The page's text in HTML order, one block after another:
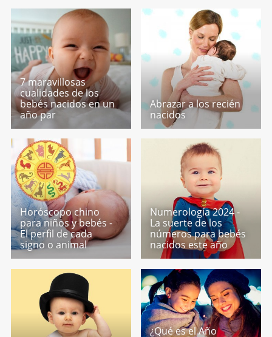
7 maravillosas
cualidades de los
bebés nacidos en un
año par
Abrazar a los recién
nacidos
Horóscopo chino
para niños y bebés -
El perfil de cada
signo o animal
Numerología 2024 -
La suerte de los
números para bebés
nacidos este año
¿Qué es el Año